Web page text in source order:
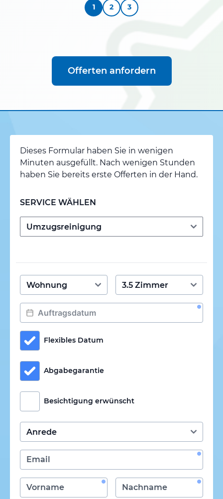
1 2 3
Offerten anfordern
Dieses Formular haben Sie in wenigen
Minuten ausgefüllt. Nach wenigen Stunden
haben Sie bereits erste Offerten in der Hand.
SERVICE WÄHLEN
Flexibles Datum
Abgabegarantie
Besichtigung erwünscht